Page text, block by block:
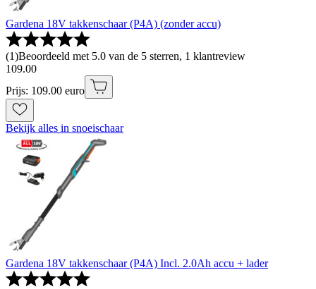
Gardena 18V takkenschaar (P4A) (zonder accu)
(1)Beoordeeld met 5.0 van de 5 sterren, 1 klantreview
109.00
Prijs: 109.00 euro
Bekijk alles in snoeischaar
Gardena 18V takkenschaar (P4A) Incl. 2.0Ah accu + lader